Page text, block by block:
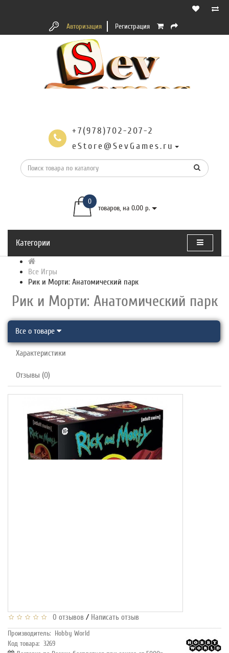
Авторизация Регистрация
+7(978)702-207-2
eStore@SevGames.ru
0
товаров, на 0.00 р.
Категории
Все Игры
Рик и Морти: Анатомический парк
Рик и Морти: Анатомический парк
Все о товаре
Характеристики
Отзывы (0)
0 отзывов / Написать отзыв
Производитель: Hobby World
Код товара: 3269